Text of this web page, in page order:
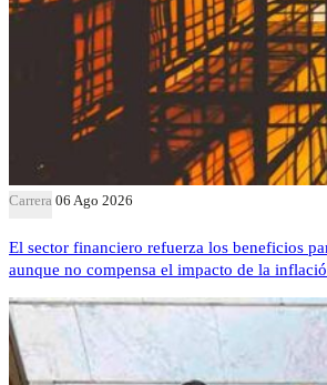
Carrera 06 Ago 2026
El sector financiero refuerza los beneficios
aunque no compensa el impacto de la